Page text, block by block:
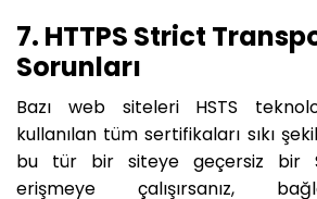
7. HTTPS Strict
Sorunları
Bazı web siteleri HSTS
kullanılan tüm sertifikaları sıkı
bu tür bir siteye geçersiz bir
erişmeye çalışırsanız,